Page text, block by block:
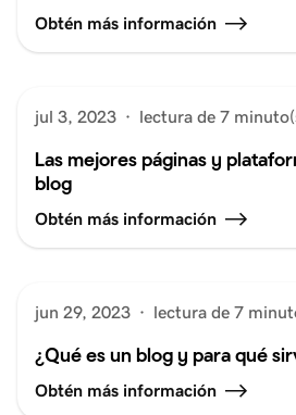
Obtén más información
jul 3, 2023 · lectura de 7
Las mejores páginas y
blog
Obtén más información
jun 29, 2023 · lectura de 7
¿Qué es un blog y para qué
Obtén más información